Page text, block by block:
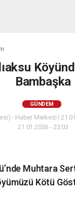
Bambaşka
GÜNDEM
- Haber Merkezi |
21.01.2026 - 23:03
Muhtara
Kötü